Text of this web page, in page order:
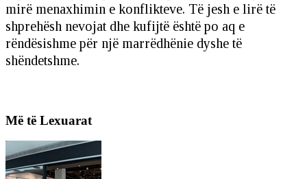
mirë menaxhimin e konflikteve. Të jesh e lirë të
shprehësh nevojat dhe kufijtë është po aq e
rëndësishme për një marrëdhënie dyshe të
shëndetshme.
Më të Lexuarat